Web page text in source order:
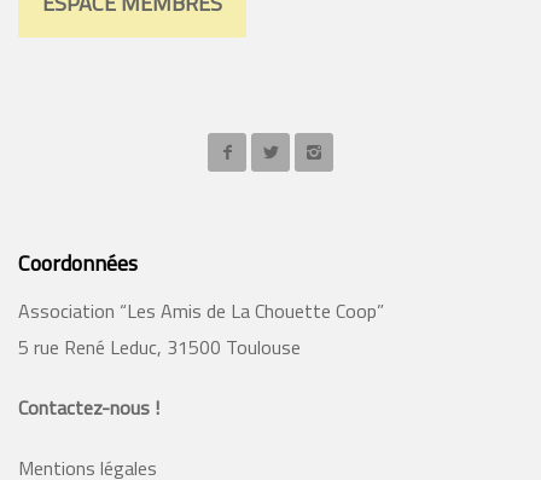
Coordonnées
Association “Les Amis de La Chouette Coop”
5 rue René Leduc, 31500 Toulouse
Contactez-nous !
Mentions légales